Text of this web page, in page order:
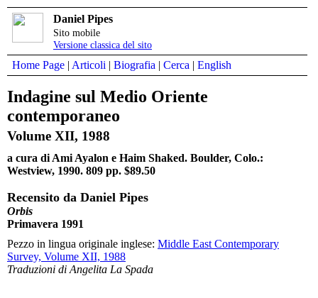
Daniel Pipes
Sito mobile
Versione classica del sito
Home Page | Articoli | Biografia | Cerca | English
Indagine sul Medio Oriente
contemporaneo
Volume XII, 1988
a cura di Ami Ayalon e Haim Shaked. Boulder, Colo.:
Westview, 1990. 809 pp. $89.50
Recensito da Daniel Pipes
Orbis
Primavera 1991
Pezzo in lingua originale inglese: Middle East Contemporary
Survey, Volume XII, 1988
Traduzioni di Angelita La Spada